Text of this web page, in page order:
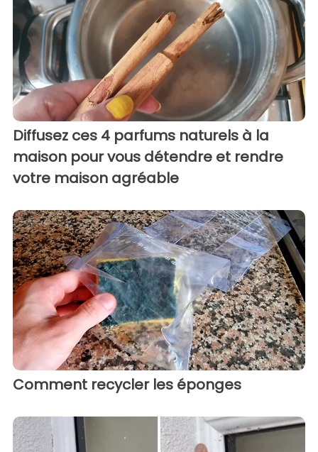
Diffusez ces 4 parfums naturels à la
maison pour vous détendre et rendre
votre maison agréable
Comment recycler les éponges